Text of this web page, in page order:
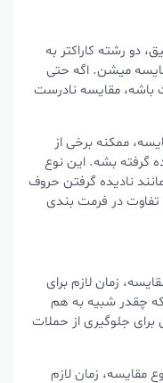
کاراکتر به
میشن. اگه حتی
مقایسه نادرست
ممکنه برخی از
بشه. این نوع
نادیده گرفتن حروف
در فرمت بندی
زمان لازم برای
شبیه به هم
از حملات
زمان لازم